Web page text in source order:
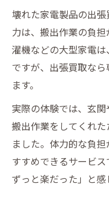
壊れた家電製品の出
力は、搬出作業の負
濯機などの大型家電
ですが、出張買取な
ます。
実際の体験では、玄
搬出作業をしてくれ
ました。体力的な負
すすめできるサービ
ずっと楽だった」と感